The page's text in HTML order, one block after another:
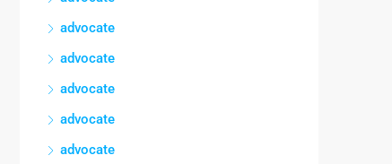
advocate
advocate
advocate
advocate
advocate